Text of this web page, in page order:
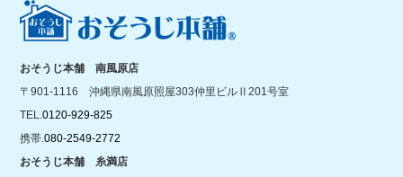
おそうじ本舗 南風原店
〒901-1116 沖縄県南風原照屋303仲里ビルⅡ201号室
TEL.0120-929-825
携帯.080-2549-2772
おそうじ本舗 糸満店